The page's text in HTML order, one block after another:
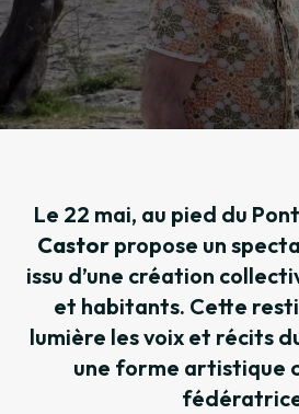
Le 22 mai, au pied du
Castorpropose un
issu d’une création
et habitants. Cette
lumière les voix et récits
une forme artistique